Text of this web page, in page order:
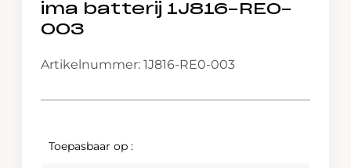
ima batterij 1J816-RE0-
003
Artikelnummer: 1J816-RE0-003
Toepasbaar op :